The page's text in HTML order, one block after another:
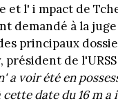
et l' i mpact de
demandé à la
principaux
président de
a voir été en
date du 16 m